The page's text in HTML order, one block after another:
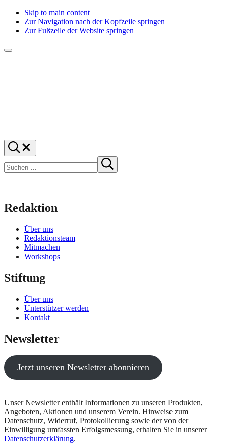
Skip to main content
Zur Navigation nach der Kopfzeile springen
Zur Fußzeile der Website springen
Menü
f1rstlife
Und
was
denkst
du?
Suchen
…
Suche
starten
Redaktion
Über uns
Redaktionsteam
Mitmachen
Workshops
Stiftung
Über uns
Unterstützer werden
Kontakt
Newsletter
Jetzt unseren Newsletter abonnieren
Unser Newsletter enthält Informationen zu unseren Produkten,
Angeboten, Aktionen und unserem Verein. Hinweise zum
Datenschutz, Widerruf, Protokollierung sowie der von der
Einwilligung umfassten Erfolgsmessung, erhalten Sie in unserer
Datenschutzerklärung.